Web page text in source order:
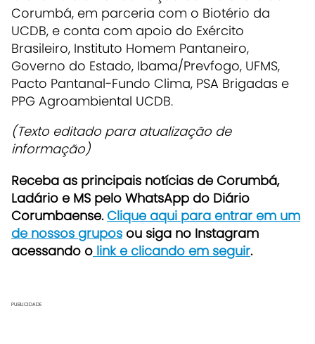
Corumbá, em parceria com o Biotério da
UCDB, e conta com apoio do Exército
Brasileiro, Instituto Homem Pantaneiro,
Governo do Estado, Ibama/Prevfogo, UFMS,
Pacto Pantanal-Fundo Clima, PSA Brigadas e
PPG Agroambiental UCDB.
(Texto editado para atualização de
informação)
Receba as principais notícias de Corumbá,
Ladário e MS pelo WhatsApp do Diário
Corumbaense. Clique aqui para entrar em um
de nossos grupos ou siga no Instagram
acessando o link e clicando em seguir.
PUBLICIDADE